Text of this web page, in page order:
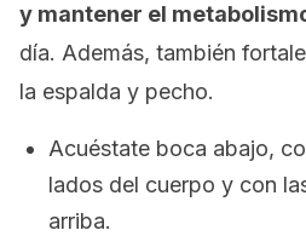
y mantener el
día. Además, también
la espalda y pecho.
Acuéstate boca abajo,
lados del cuerpo y con
arriba.